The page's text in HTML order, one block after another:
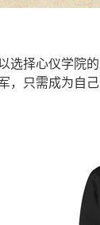
选择心仪学院
，只需成为自